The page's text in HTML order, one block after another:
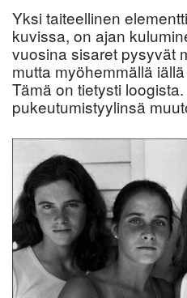
Yksi taiteellinen
kuvissa, on ajan
vuosina sisaret pysyvät
mutta myöhemmällä
Tämä on tietysti
pukeutumistyylinsä